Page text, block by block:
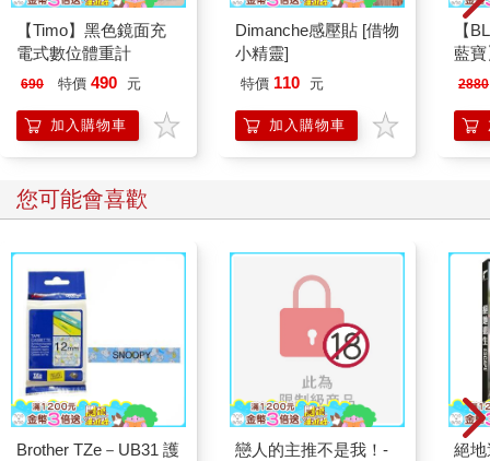
間不用語言及文字，無需轉譯，也無需猜測對方的真義，不會有
誤解，是最真誠的溝通方式。
◎控制不住自己？千萬別被惡靈影響
肉身過世之後的靈，也具有支配我們人類的靈的能力，那些靈可
以進入我們的腦中，控制我們的思想，讓我們做出我們其實不想
做的事，或是說出不是我們真心想說的話，尤其如果被邪惡的靈
控制的話，就更明顯了。
常常聽到有人說：其實我並不想傷害某人，但是我就是控制不住
自己，說出傷人的話、做出傷人的事……其實這種情形通常都是
惡靈不只會影響人類的靈，也會影響過世後其他的靈，但是已經
過世之後的靈比還有肉身的人類的靈敏感多了，比較容易自我察
覺與自我控制，所以也比較不會受到惡靈的影響。
◎人和靈都要做的功課：行善與保有美好
因此，人類還需要透過更多的學習與努力去察覺自身、控制自
己，才能不受惡靈的影響。從這一點來看又更加印證了，我們的
世界和靈界其實是同一個世界，人世間會發生的事也可能會發生
在靈界，只是善靈的力量與善的靈流，比人類更有力量去維持善
與美。
【Timo】黑色鏡面充
電式數位體重計
690 特價 490 元
加入購物車
Dimanche感壓貼 [借物
小精靈]
特價 110 元
加入購物車
【
藍寶
幕
2880
您可能會喜歡
Brother TZe－UB31 護
戀人的主推不是我！-
絕